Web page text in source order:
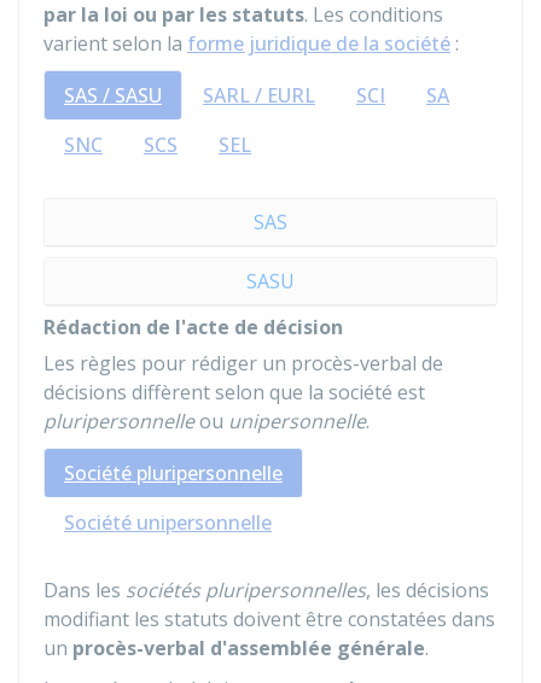
par la loi ou par les statuts. Les conditions
varient selon la forme juridique de la société :
SAS / SASU
SARL / EURL SCI
SA
SNC
SCS SEL
SAS
SASU
Rédaction de l'acte de décision
Les règles pour rédiger un procès-verbal de
décisions diffèrent selon que la société est
pluripersonnelleou unipersonnelle.
Société pluripersonnelle
Société unipersonnelle
Dans les sociétés pluripersonnelles, les décisions
modifiant les statuts doivent être constatées dans
un procès-verbal d'assemblée générale.